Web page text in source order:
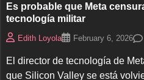
Es probable que Meta
tecnología militar
Edith Loyola February 6, 2026
El director de tecnología de
que Silicon Valley se está